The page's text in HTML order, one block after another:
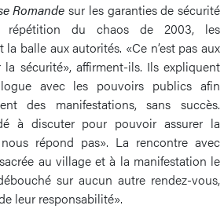
Romande sur les garanties de sécurité
du chaos de 2003, les
balle aux autorités. «Ce n’est pas aux
la sécurité», affirment-ils. Ils expliquent
avec les pouvoirs publics afin
des manifestations, sans succès.
à discuter pour pouvoir assurer la
répond pas». La rencontre avec
au village et à la manifestation le
sur aucun autre rendez-vous,
leur responsabilité».